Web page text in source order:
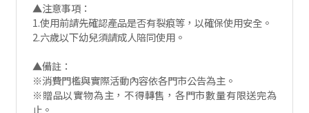
▲注意事項：
1.使用前請先確認產品是否有裂痕等，以確保使用安全。
2.六歲以下幼兒須請成人陪同使用。
▲備註：
※消費門檻與實際活動內容依各門市公告為主。
※贈品以實物為主，不得轉售，各門市數量有限送完為
止。